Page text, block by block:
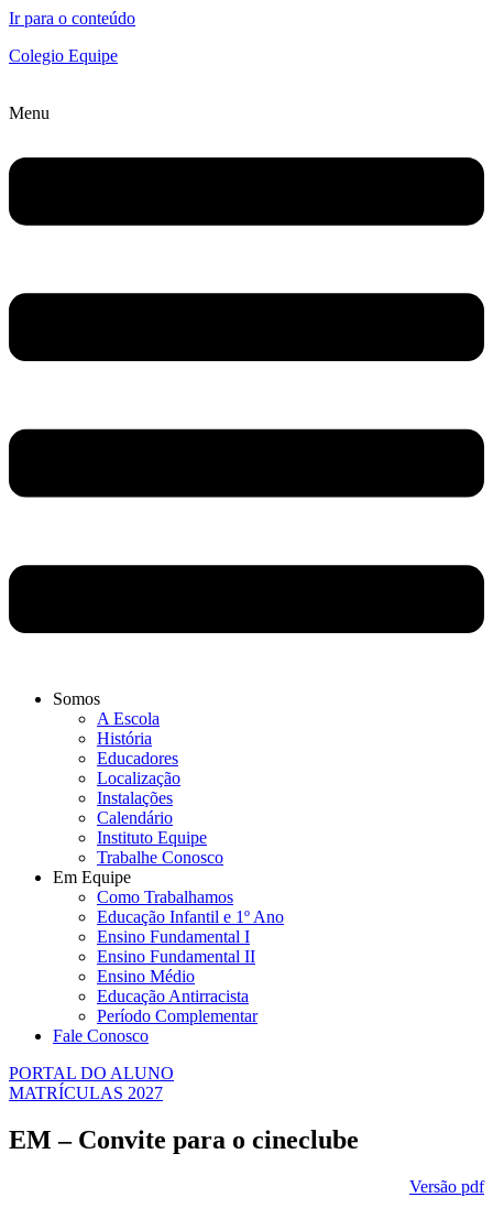
Ir para o conteúdo
Colegio Equipe
Menu
Somos
A Escola
História
Educadores
Localização
Instalações
Calendário
Instituto Equipe
Trabalhe Conosco
Em Equipe
Como Trabalhamos
Educação Infantil e 1º Ano
Ensino Fundamental I
Ensino Fundamental II
Ensino Médio
Educação Antirracista
Período Complementar
Fale Conosco
PORTAL DO ALUNO
MATRÍCULAS 2027
EM – Convite para o cineclube
Versão pdf